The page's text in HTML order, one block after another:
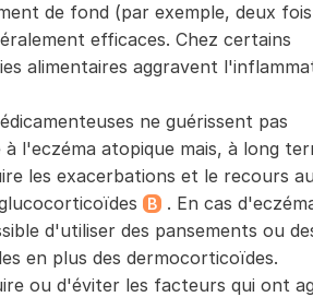
de fond (par exemple, deux
efficaces. Chez certains
alimentaires aggravent
ne guérissent pas
l'eczéma atopique mais, à long
les exacerbations et le recours
B . En cas
d'utiliser des pansements ou
en plus des dermocorticoïdes.
ou d'éviter les facteurs qui ont